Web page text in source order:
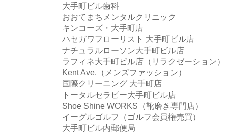
大手町ビル歯科
おおてまちメンタルクリニック
キンコーズ・大手町店
ハセガワフローリスト 大手町ビル店
ナチュラルローソン大手町ビル店
ラフィネ大手町ビル店（リラクゼーション）
Kent Ave.（メンズファッション）
国際クリーニング 大手町店
トータルセラピー大手町ビル店
Shoe Shine WORKS（靴磨き専門店）
イーグルゴルフ（ゴルフ会員権売買）
大手町ビル内郵便局